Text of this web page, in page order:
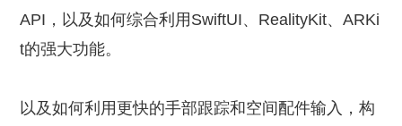
API，以及如何综合利用SwiftUI、RealityKit、ARKi
t的强大功能。
以及如何利用更快的手部跟踪和空间配件输入，构